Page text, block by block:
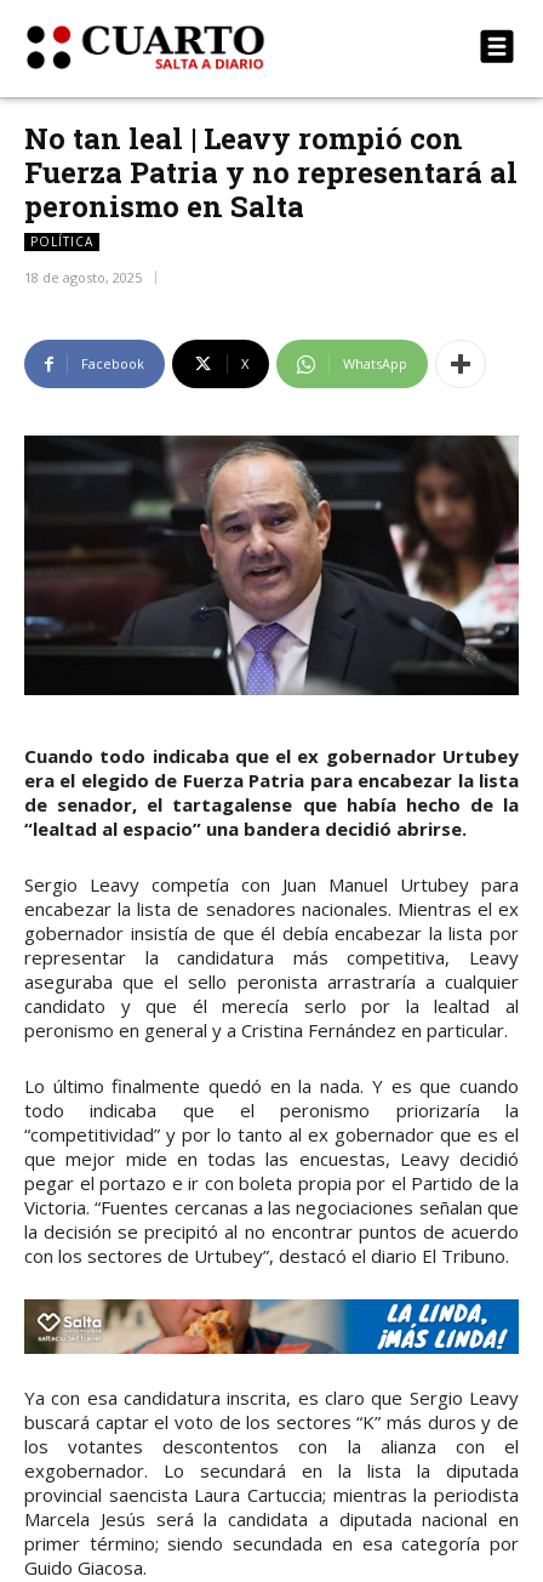
No tan leal | Leavy rompió con
Fuerza Patria y no representará al
peronismo en Salta
POLÍTICA
18 de agosto, 2025
Facebook X WhatsApp
Cuando todo indicaba que el ex gobernador Urtubey
era el elegido de Fuerza Patria para encabezar la lista
de senador, el tartagalense que había hecho de la
“lealtad al espacio” una bandera decidió abrirse.
Sergio Leavy competía con Juan Manuel Urtubey para
encabezar la lista de senadores nacionales. Mientras el ex
gobernador insistía de que él debía encabezar la lista por
representar la candidatura más competitiva, Leavy
aseguraba que el sello peronista arrastraría a cualquier
candidato y que él merecía serlo por la lealtad al
peronismo en general y a Cristina Fernández en particular.
Lo último finalmente quedó en la nada. Y es que cuando
todo indicaba que el peronismo priorizaría la
“competitividad” y por lo tanto al ex gobernador que es el
que mejor mide en todas las encuestas, Leavy decidió
pegar el portazo e ir con boleta propia por el Partido de la
Victoria. “Fuentes cercanas a las negociaciones señalan que
la decisión se precipitó al no encontrar puntos de acuerdo
con los sectores de Urtubey”, destacó el diario El Tribuno.
Ya con esa candidatura inscrita, es claro que Sergio Leavy
buscará captar el voto de los sectores “K” más duros y de
los votantes descontentos con la alianza con el
exgobernador. Lo secundará en la lista la diputada
provincial saencista Laura Cartuccia; mientras la periodista
Marcela Jesús será la candidata a diputada nacional en
primer término; siendo secundada en esa categoría por
Guido Giacosa.